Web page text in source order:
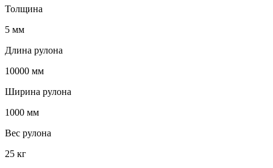
Толщина
5 мм
Длина рулона
10000 мм
Ширина рулона
1000 мм
Вес рулона
25 кг